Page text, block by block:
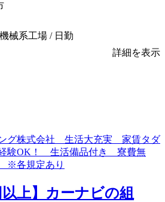
械系工場 / 日勤
詳細を表示
以上】カーナビの組